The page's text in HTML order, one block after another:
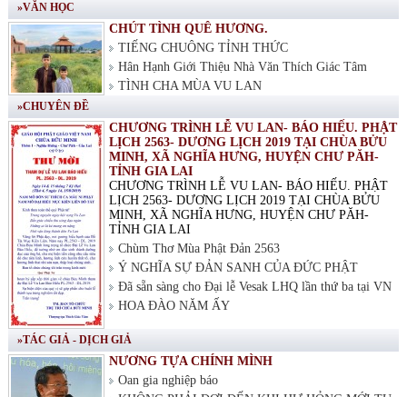
»VĂN HỌC
CHÚT TÌNH QUÊ HƯƠNG.
TIẾNG CHUÔNG TỈNH THỨC
Hân Hạnh Giới Thiệu Nhà Văn Thích Giác Tâm
TÌNH CHA MÙA VU LAN
»CHUYÊN ĐỀ
CHƯƠNG TRÌNH LỄ VU LAN- BÁO HIẾU. PHẬT
LỊCH 2563- DƯƠNG LỊCH 2019 TẠI CHÙA BỬU
MINH, XÃ NGHĨA HƯNG, HUYỆN CHƯ PĂH-
TỈNH GIA LAI
CHƯƠNG TRÌNH LỄ VU LAN- BÁO HIẾU. PHẬT
LỊCH 2563- DƯƠNG LỊCH 2019 TẠI CHÙA BỬU
MINH, XÃ NGHĨA HƯNG, HUYỆN CHƯ PĂH-
TỈNH GIA LAI
Chùm Thơ Mùa Phật Đản 2563
Ý NGHĨA SỰ ĐẢN SANH CỦA ĐỨC PHẬT
Đã sẵn sàng cho Đại lễ Vesak LHQ lần thứ ba tại VN
HOA ĐÀO NĂM ẤY
»TÁC GIẢ - DỊCH GIẢ
NƯƠNG TỰA CHÍNH MÌNH
Oan gia nghiệp báo